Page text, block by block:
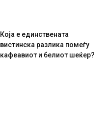
Која е единствената
вистинска разлика помеѓу
кафеавиот и белиот шеќер?